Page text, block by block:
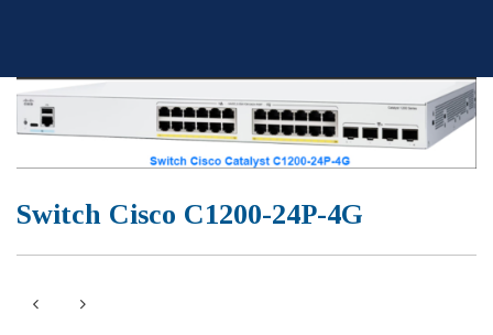
Switch Cisco C1200-24P-4G